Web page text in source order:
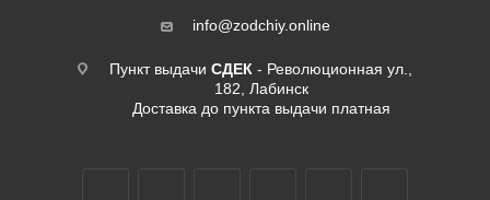
info@zodchiy.online
Пункт выдачи СДЕК - Революционная ул.,
182, Лабинск
Доставка до пункта выдачи платная